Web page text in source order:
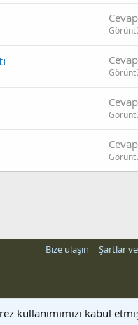
Bize ulaşın Şartlar
kullanımımızı kabul